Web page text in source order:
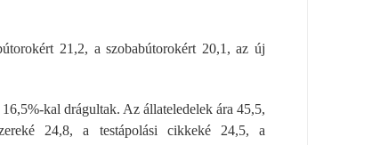
21,2, a szobabútorokért 20,1, az új
kal drágultak. Az állateledelek ára 45,5,
24,8, a testápolási cikkeké 24,5, a